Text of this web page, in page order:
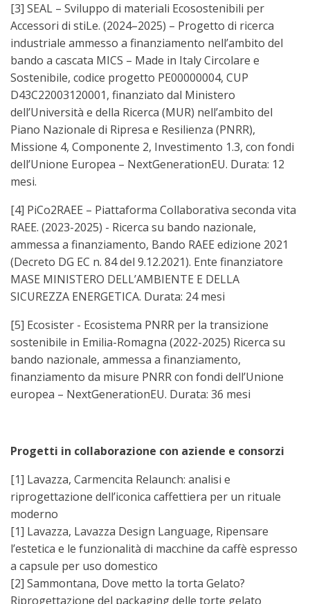
[3] SEAL – Sviluppo di materiali Ecosostenibili per
Accessori di stiLe. (2024–2025) – Progetto di ricerca
industriale ammesso a finanziamento nell’ambito del
bando a cascata MICS – Made in Italy Circolare e
Sostenibile, codice progetto PE00000004, CUP
D43C22003120001, finanziato dal Ministero
dell’Università e della Ricerca (MUR) nell’ambito del
Piano Nazionale di Ripresa e Resilienza (PNRR),
Missione 4, Componente 2, Investimento 1.3, con fondi
dell’Unione Europea – NextGenerationEU. Durata: 12
mesi.
[4] PiCo2RAEE – Piattaforma Collaborativa seconda vita
RAEE. (2023-2025) - Ricerca su bando nazionale,
ammessa a finanziamento, Bando RAEE edizione 2021
(Decreto DG EC n. 84 del 9.12.2021). Ente finanziatore
MASE MINISTERO DELL’AMBIENTE E DELLA
SICUREZZA ENERGETICA. Durata: 24 mesi
[5] Ecosister - Ecosistema PNRR per la transizione
sostenibile in Emilia-Romagna (2022-2025) Ricerca su
bando nazionale, ammessa a finanziamento,
finanziamento da misure PNRR con fondi dell’Unione
europea – NextGenerationEU. Durata: 36 mesi
Progetti in collaborazione con aziende e consorzi
[1] Lavazza, Carmencita Relaunch: analisi e
riprogettazione dell’iconica caffettiera per un rituale
moderno
[1] Lavazza, Lavazza Design Language, Ripensare
l’estetica e le funzionalità di macchine da caffè espresso
a capsule per uso domestico
[2] Sammontana, Dove metto la torta Gelato?
Riprogettazione del packaging delle torte gelato